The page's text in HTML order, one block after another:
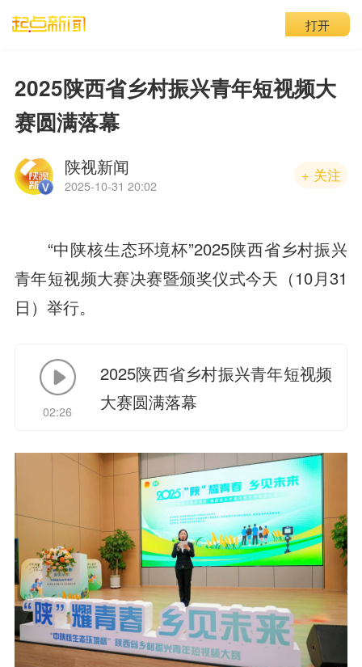
打开
2025陕西省乡村振兴青年短视频大
赛圆满落幕
陕视新闻
2025-10-31 20:02
+ 关注
“中陕核生态环境杯”2025陕西省乡村振兴
青年短视频大赛决赛暨颁奖仪式今天（10月31
日） 举行。
02:26
2025陕西省乡村振兴青年短视频
大赛圆满落幕